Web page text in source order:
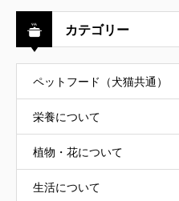
カテゴリー
ペットフード（犬猫共通）
栄養について
植物・花について
生活について